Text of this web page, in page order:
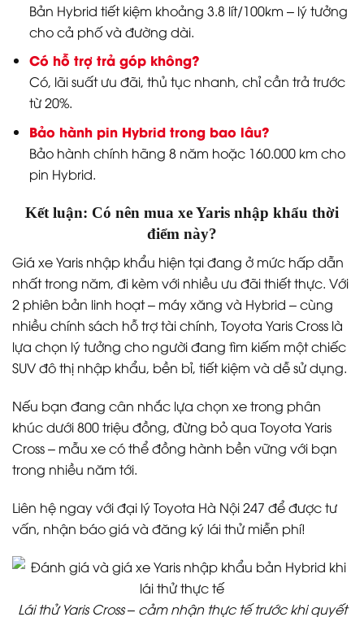
Bản Hybrid tiết kiệm khoảng 3.8 lít/100km – lý tưởng
cho cả phố và đường dài.
Có hỗ trợ trả góp không?
Có, lãi suất ưu đãi, thủ tục nhanh, chỉ cần trả trước
từ 20%.
Bảo hành pin Hybrid trong bao lâu?
Bảo hành chính hãng 8 năm hoặc 160.000 km cho
pin Hybrid.
Kết luận: Có nên mua xe Yaris nhập khẩu thời
điểm này?
Giá xe Yaris nhập khẩu hiện tại đang ở mức hấp dẫn
nhất trong năm, đi kèm với nhiều ưu đãi thiết thực. Với
2 phiên bản linh hoạt – máy xăng và Hybrid – cùng
nhiều chính sách hỗ trợ tài chính, Toyota Yaris Cross là
lựa chọn lý tưởng cho người đang tìm kiếm một chiếc
SUV đô thị nhập khẩu, bền bỉ, tiết kiệm và dễ sử dụng.
Nếu bạn đang cân nhắc lựa chọn xe trong phân
khúc dưới 800 triệu đồng, đừng bỏ qua Toyota Yaris
Cross – mẫu xe có thể đồng hành bền vững với bạn
trong nhiều năm tới.
Liên hệ ngay với đại lý Toyota Hà Nội 247 để được tư
vấn, nhận báo giá và đăng ký lái thử miễn phí!
Lái thử Yaris Cross – cảm nhận thực tế trước khi quyết